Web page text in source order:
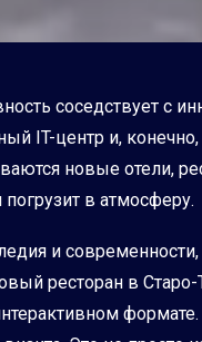
соседствует с
IT-центр и,
новые отели,
в атмосферу.
и
ресторан в